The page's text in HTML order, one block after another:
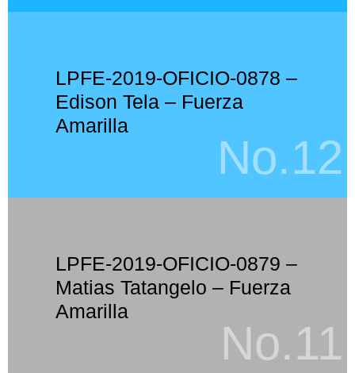
LPFE-2019-OFICIO-0878 –
Edison Tela – Fuerza
Amarilla
No.12
LPFE-2019-OFICIO-0879 –
Matias Tatangelo – Fuerza
Amarilla
No.11